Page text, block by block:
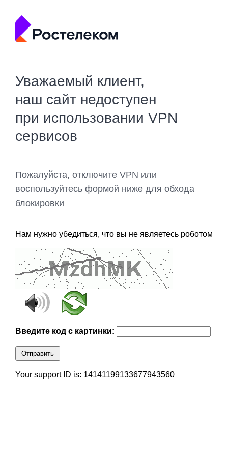
Уважаемый клиент,
наш сайт недоступен
при использовании VPN
сервисов
Пожалуйста, отключите VPN или
воспользуйтесь формой ниже для обхода
блокировки
Нам нужно убедиться, что вы не являетесь роботом
Введите код с картинки:
Отправить
Your support ID is: 14141199133677943560